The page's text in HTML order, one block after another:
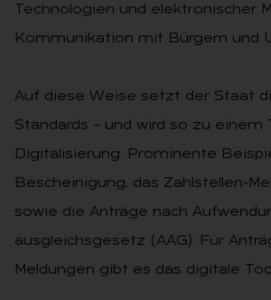
Technologien und elektro­nischer
Kommunikation mit Bürgern und
Auf diese Weise setzt der Staat
Standards – und wird so zu einem
Digitalisierung. Promi­nente
Bescheini­gung, das Zahlstellen-
sowie die Anträge nach
ausgleichsgesetz (AAG): Für
Meldungen gibt es das digitale